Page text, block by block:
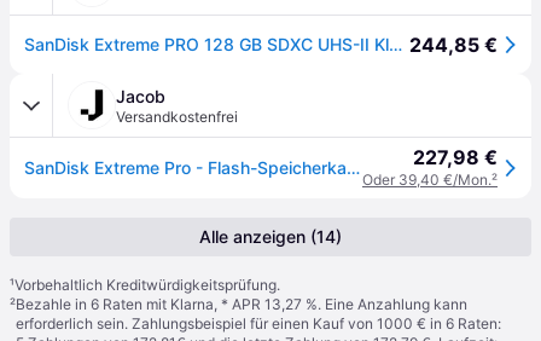
SanDisk Extreme PRO 128 GB SDXC UHS-II Klasse 10 SDSDXDM-128G-GN4IN 244,85 €
Jacob
Versandkostenfrei
SanDisk Extreme Pro - Flash-Speicherkarte - 128GB - Video Class V90 / UHS-II U3 / Class10 - SDXC UHS-II (SDSDXDM-128G-GN4IN) 227,98 €
Oder 39,40 €/Mon.²
Alle anzeigen (14)
¹Vorbehaltlich Kreditwürdigkeitsprüfung.
²Bezahle in 6 Raten mit Klarna, * APR 13,27 %. Eine Anzahlung kann
erforderlich sein. Zahlungsbeispiel für einen Kauf von 1000 € in 6 Raten: